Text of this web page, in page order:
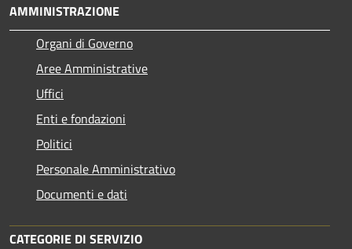
AMMINISTRAZIONE
Organi di Governo
Aree Amministrative
Uffici
Enti e fondazioni
Politici
Personale Amministrativo
Documenti e dati
CATEGORIE DI SERVIZIO